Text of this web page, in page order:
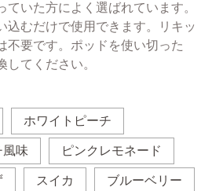
ていた方によく選ばれています。
込むだけで使用できます。リキッ
不要です。ポッドを使い切った
してください。
ホワイトピーチ
風味 ピンクレモネード
スイカ ブルーベリー